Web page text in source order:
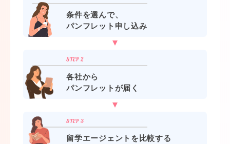
条件を選んで、
パンフレット申し込み
各社から
パンフレットが届く
留学エージェントを比較する